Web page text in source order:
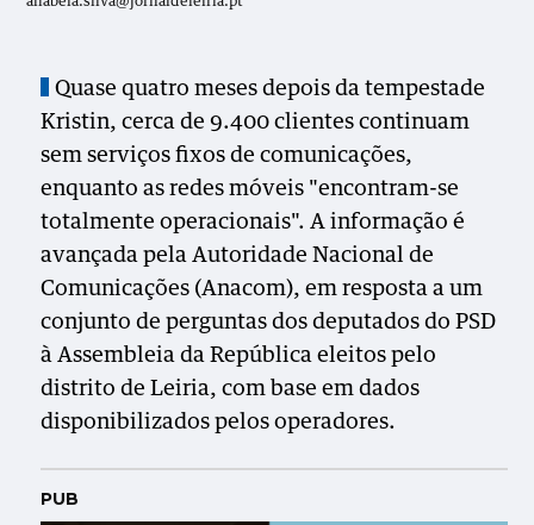
Quase quatro meses depois da tempestade
Kristin, cerca de 9.400 clientes continuam
sem serviços fixos de comunicações,
enquanto as redes móveis "encontram-se
totalmente operacionais". A informação é
avançada pela Autoridade Nacional de
Comunicações (Anacom), em resposta a um
conjunto de perguntas dos deputados do PSD
à Assembleia da República eleitos pelo
distrito de Leiria, com base em dados
disponibilizados pelos operadores.
PUB